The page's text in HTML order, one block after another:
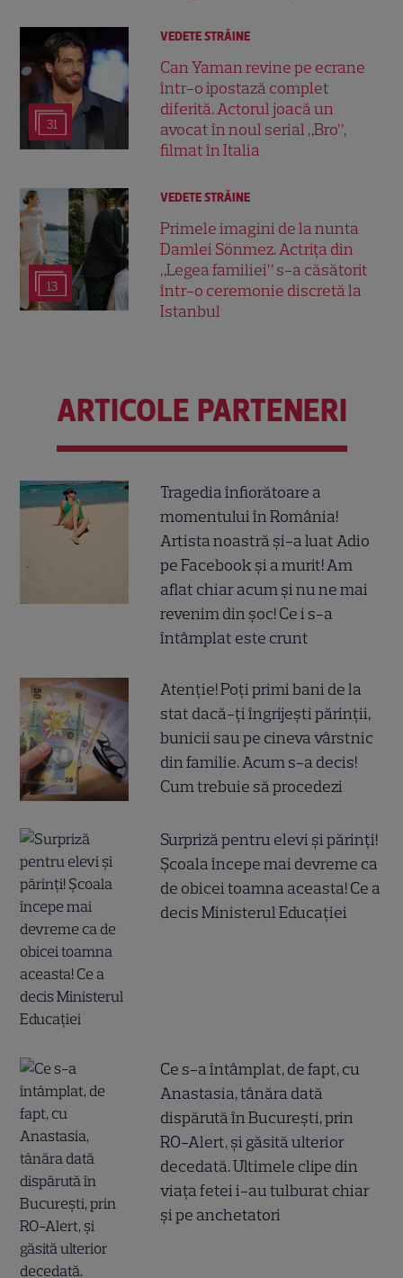
31
VEDETE STRĂINE
Can Yaman revine pe ecrane
într-o ipostază complet
diferită. Actorul joacă un
avocat în noul serial „Bro”,
filmat în Italia
13
VEDETE STRĂINE
Primele imagini de la nunta
Damlei Sönmez. Actrița din
„Legea familiei” s-a căsătorit
într-o ceremonie discretă la
Istanbul
ARTICOLE PARTENERI
Tragedia înfiorătoare a
momentului în România!
Artista noastră și-a luat Adio
pe Facebook și a murit! Am
aflat chiar acum și nu ne mai
revenim din șoc! Ce i s-a
întâmplat este crunt
Atenție! Poți primi bani de la
stat dacă-ți îngrijești părinții,
bunicii sau pe cineva vârstnic
din familie. Acum s-a decis!
Cum trebuie să procedezi
Surpriză pentru elevi și părinți!
Școala începe mai devreme ca
de obicei toamna aceasta! Ce a
decis Ministerul Educației
Ce s-a întâmplat, de fapt, cu
Anastasia, tânăra dată
dispărută în București, prin
RO-Alert, și găsită ulterior
decedată. Ultimele clipe din
viața fetei i-au tulburat chiar
și pe anchetatori